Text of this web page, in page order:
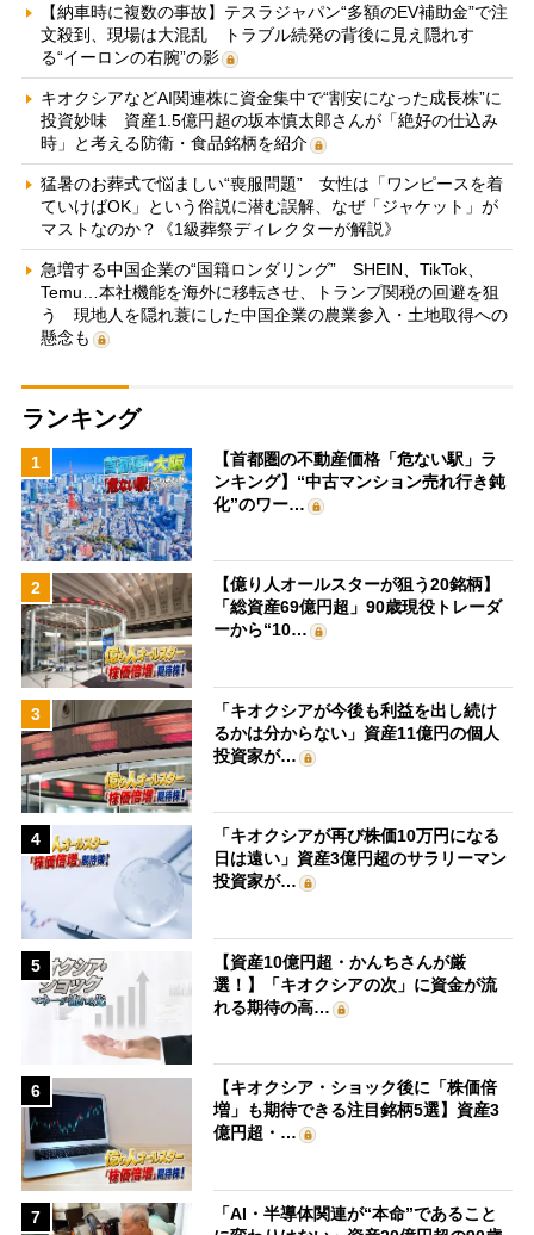
【納車時に複数の事故】テスラジャパン“多額のEV補助金”で注
文殺到、現場は大混乱 トラブル続発の背後に見え隠れす
る“イーロンの右腕”の影
キオクシアなどAI関連株に資金集中で“割安になった成長株”に
投資妙味 資産1.5億円超の坂本慎太郎さんが「絶好の仕込み
時」と考える防衛・食品銘柄を紹介
猛暑のお葬式で悩ましい“喪服問題” 女性は「ワンピースを着
ていけばOK」という俗説に潜む誤解、なぜ「ジャケット」が
マストなのか？《1級葬祭ディレクターが解説》
急増する中国企業の“国籍ロンダリング” SHEIN、TikTok、
Temu…本社機能を海外に移転させ、トランプ関税の回避を狙
う 現地人を隠れ蓑にした中国企業の農業参入・土地取得への
懸念も
ランキング
1
【首都圏の不動産価格「危ない駅」ラ
ンキング】“中古マンション売れ行き鈍
化”のワー…
2
【億り人オールスターが狙う20銘柄】
「総資産69億円超」90歳現役トレーダ
ーから“10…
3
「キオクシアが今後も利益を出し続け
るかは分からない」資産11億円の個人
投資家が…
4
「キオクシアが再び株価10万円になる
日は遠い」資産3億円超のサラリーマン
投資家が…
5
【資産10億円超・かんちさんが厳
選！】「キオクシアの次」に資金が流
れる期待の高…
6
【キオクシア・ショック後に「株価倍
増」も期待できる注目銘柄5選】資産3
億円超・…
7
「AI・半導体関連が“本命”であること